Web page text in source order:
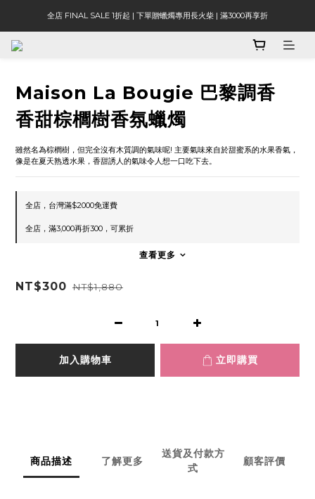
全店 FINAL SALE 1折起 | 下單贈蠟燭專用長火柴 | 滿3000再享折
Maison La Bougie 巴黎調香
香甜棕櫚樹香氛蠟燭
雖然名為棕櫚樹，但完全沒有木質調的氣味呢! 主要氣味來自於甜蜜系的水果香氣，
像是在夏天熟透水果，香甜誘人的氣味令人想一口吃下去。
全店，台灣滿$2000免運費
全店，滿3,000再折300，可累折
查看更多
NT$300 NT$1,880
加入購物車 立即購買
商品描述 了解更多
送貨及付款方
式
顧客評價